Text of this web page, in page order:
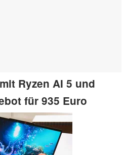
Ryzen AI 5 und
für 935 Euro